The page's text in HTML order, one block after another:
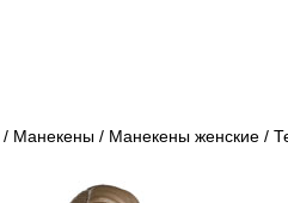
/ Манекены / Манекены женские /